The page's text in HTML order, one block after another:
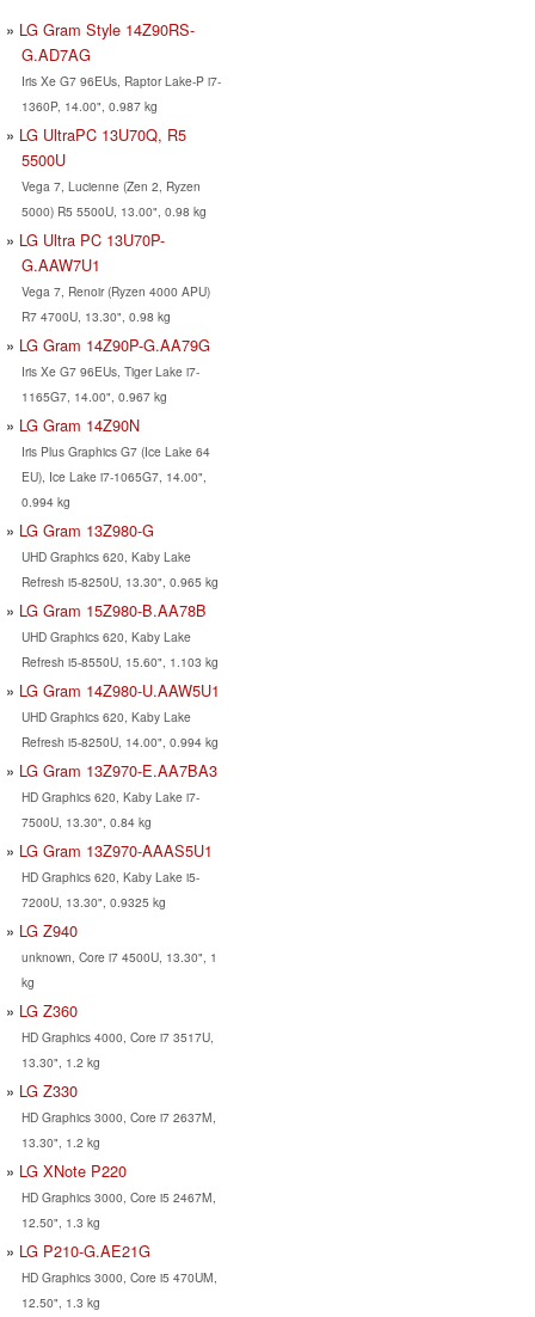
LG Gram Style 14Z90RS-
G.AD7AG
Iris Xe G7 96EUs, Raptor Lake-P i7-
1360P, 14.00", 0.987 kg
LG UltraPC 13U70Q, R5
5500U
Vega 7, Lucienne (Zen 2, Ryzen
5000) R5 5500U, 13.00", 0.98 kg
LG Ultra PC 13U70P-
G.AAW7U1
Vega 7, Renoir (Ryzen 4000 APU)
R7 4700U, 13.30", 0.98 kg
LG Gram 14Z90P-G.AA79G
Iris Xe G7 96EUs, Tiger Lake i7-
1165G7, 14.00", 0.967 kg
LG Gram 14Z90N
Iris Plus Graphics G7 (Ice Lake 64
EU), Ice Lake i7-1065G7, 14.00",
0.994 kg
LG Gram 13Z980-G
UHD Graphics 620, Kaby Lake
Refresh i5-8250U, 13.30", 0.965 kg
LG Gram 15Z980-B.AA78B
UHD Graphics 620, Kaby Lake
Refresh i5-8550U, 15.60", 1.103 kg
LG Gram 14Z980-U.AAW5U1
UHD Graphics 620, Kaby Lake
Refresh i5-8250U, 14.00", 0.994 kg
LG Gram 13Z970-E.AA7BA3
HD Graphics 620, Kaby Lake i7-
7500U, 13.30", 0.84 kg
LG Gram 13Z970-AAAS5U1
HD Graphics 620, Kaby Lake i5-
7200U, 13.30", 0.9325 kg
LG Z940
unknown, Core i7 4500U, 13.30", 1
kg
LG Z360
HD Graphics 4000, Core i7 3517U,
13.30", 1.2 kg
LG Z330
HD Graphics 3000, Core i7 2637M,
13.30", 1.2 kg
LG XNote P220
HD Graphics 3000, Core i5 2467M,
12.50", 1.3 kg
LG P210-G.AE21G
HD Graphics 3000, Core i5 470UM,
12.50", 1.3 kg